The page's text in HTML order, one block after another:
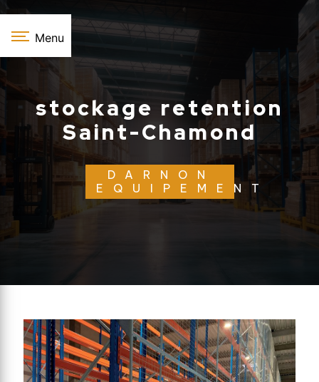
Menu
stockage retention
Saint-Chamond
DARNON
EQUIPEMENT
Panneau de gestion des cookies